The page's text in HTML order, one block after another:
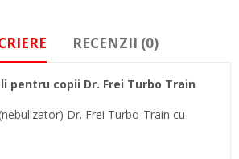
RECENZII (0)
pentru copii Dr. Frei Turbo Train
Dr. Frei Turbo-Train cu